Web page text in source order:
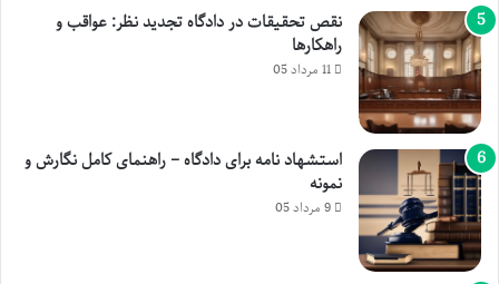
نقص تحقیقات در دادگاه تجدید نظر: عواقب و
راهکارها
11 مرداد 05
استشهاد نامه برای دادگاه – راهنمای کامل نگارش و
نمونه
9 مرداد 05